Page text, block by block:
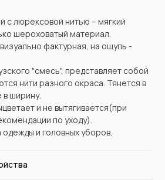
с люрексовой нитью – мягкий
шероховатый материал.
фактурная, на ощупь -
"смесь", представляет собой
нити разного окраса. Тянется в
ширину.
и не вытягивается(при
по уходу).
и головных уборов.